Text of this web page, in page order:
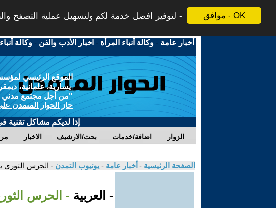
موافق - OK
لتوفير افضل خدمة لكم ولتسهيل عملية التصفح
أخبار عامة -وكالة أنباء المرأة - اخبار الأدب والفن -وكالة
الموقع الرئيسي
يسارية، علمانية،
"من أجل مجتمع مدني
حاز الحوار المتمدن
إذا لديكم مشاكل تقنية
الاخبار بحث/الارشيف اضافة/خدمات الزوار
الصفحة الرئيسية - أخبار عامة - يوتيوب التمدن - الحرس الثوري
- العربية - الحرس